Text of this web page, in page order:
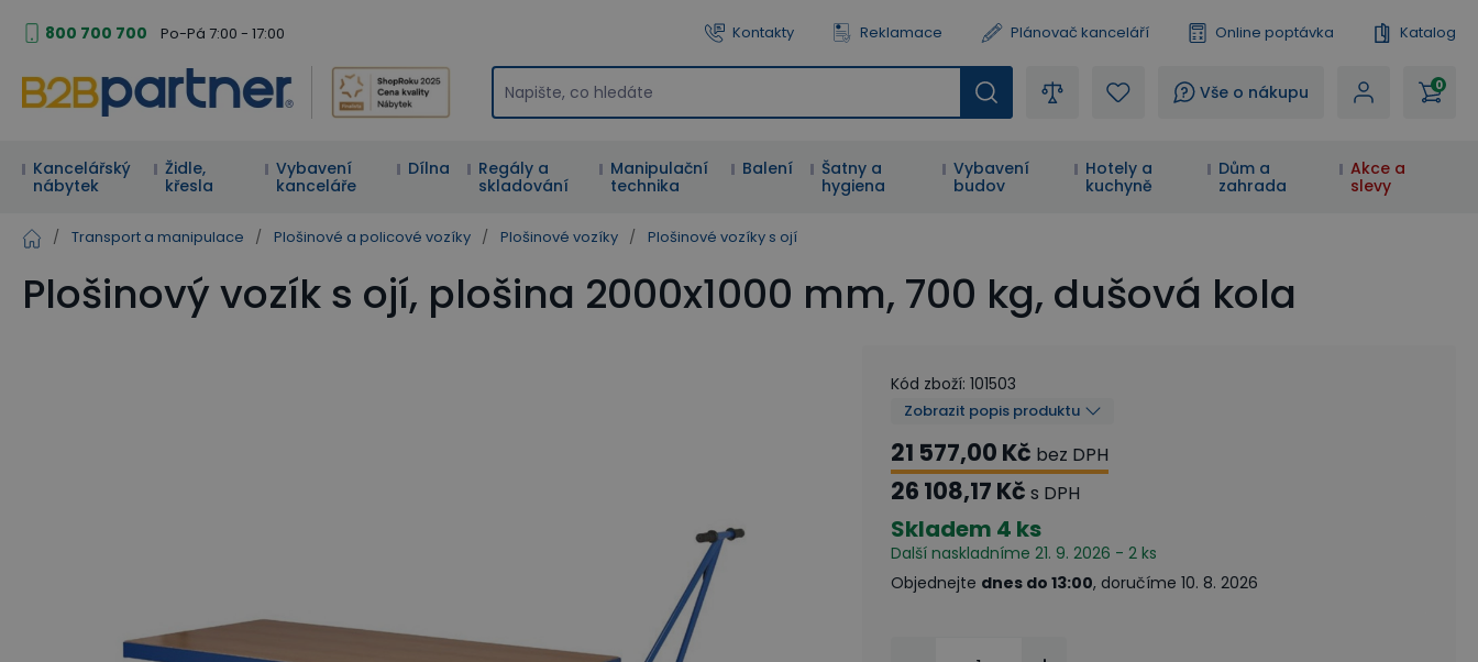
800 700 700 Po-Pá 7:00 - 17:00 Kontakty Reklamace Plánovač kanceláří Online poptávka Katalog
? Vše o nákupu 0
Kancelářský
nábytek
Židle,
křesla
Vybavení
kanceláře
Dílna
Regály a
skladování
Manipulační
technika
Balení
Šatny a
hygiena
Vybavení
budov
Hotely a
kuchyně
Dům a
zahrada
Akce a
slevy
/ Transport a manipulace / Plošinové a policové vozíky / Plošinové vozíky / Plošinové vozíky s ojí
Plošinový vozík s ojí, plošina 2000x1000 mm, 700 kg, dušová kola
Kód zboží: 101503
Zobrazit popis produktu
21 577,00 Kč bez DPH
26 108,17 Kč s DPH
Skladem 4 ks
Další naskladníme 21. 9. 2026 - 2 ks
Objednejte dnes do 13:00, doručíme 10. 8. 2026